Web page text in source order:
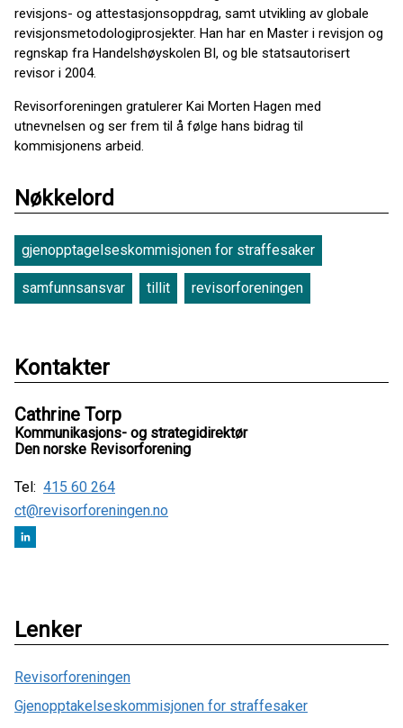
revisjons- og attestasjonsoppdrag, samt utvikling av globale
revisjonsmetodologiprosjekter. Han har en Master i revisjon og
regnskap fra Handelshøyskolen BI, og ble statsautorisert
revisor i 2004.
Revisorforeningen gratulerer Kai Morten Hagen med
utnevnelsen og ser frem til å følge hans bidrag til
kommisjonens arbeid.
Nøkkelord
gjenopptagelseskommisjonen for straffesaker
samfunnsansvar tillit revisorforeningen
Kontakter
Cathrine Torp
Kommunikasjons- og strategidirektør
Den norske Revisorforening
Tel: 415 60 264
ct@revisorforeningen.no
Lenker
Revisorforeningen
Gjenopptakelseskommisjonen for straffesaker